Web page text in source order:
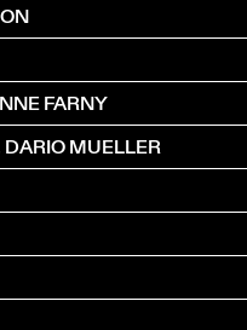
FARNY
MUELLER